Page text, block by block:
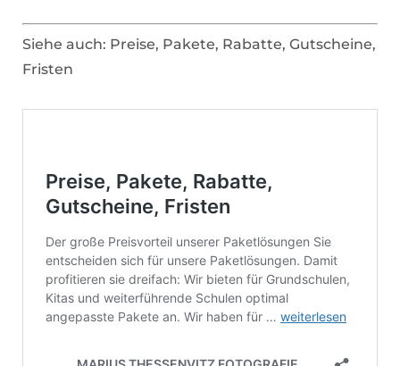
Siehe auch: Preise, Pakete, Rabatte, Gutscheine,
Fristen